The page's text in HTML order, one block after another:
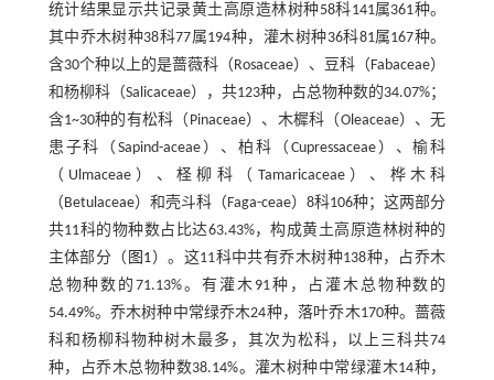
统计结果显示共记录黄土高原造林树种58科141属361种。
其中乔木树种38科77属194种，灌木树种36科81属167种。
含30个种以上的是蔷薇科（Rosaceae）、豆科（Fabaceae）
和杨柳科（Salicaceae），共123种，占总物种数的34.07%；
含1~30种的有松科（Pinaceae）、木樨科（Oleaceae）、无
患子科（Sapind-aceae）、柏科（Cupressaceae）、榆科
（Ulmaceae）、柽柳科（Tamaricaceae）、桦木科
（Betulaceae）和壳斗科（Faga-ceae）8科106种；这两部分
共11科的物种数占比达63.43%，构成黄土高原造林树种的
主体部分（ 图1）。这11科中共有乔木树种138种，占乔木
总物种数的71.13%。有灌木91种，占灌木总物种数的
54.49%。乔木树种中常绿乔木24种，落叶乔木170种。蔷薇
科和杨柳科物种树木最多，其次为松科，以上三科共74
种，占乔木总物种数38.14%。灌木树种中常绿灌木14种，